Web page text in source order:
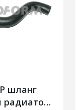
шланг